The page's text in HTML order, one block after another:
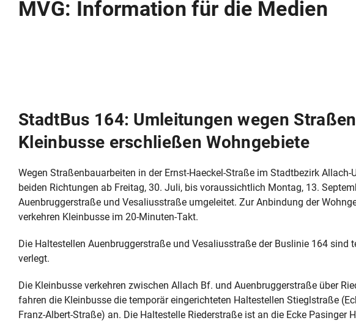
MVG: Information für die Medien
StadtBus 164: Umleitungen wegen
Kleinbusse erschließen Wohngebiete
Wegen Straßenbauarbeiten in der Ernst-Haeckel-Straße im Stadtbezirk
beiden Richtungen ab Freitag, 30. Juli, bis voraussichtlich Montag, 13.
Auenbruggerstraße und Vesaliusstraße umgeleitet. Zur Anbindung der
verkehren Kleinbusse im 20-Minuten-Takt.
Die Haltestellen Auenbruggerstraße und Vesaliusstraße der Buslinie 164 sind
verlegt.
Die Kleinbusse verkehren zwischen Allach Bf. und Auenbruggerstraße über
fahren die Kleinbusse die temporär eingerichteten Haltestellen Stieglstraße
Franz-Albert-Straße) an. Die Haltestelle Riederstraße ist an die Ecke Pasinger